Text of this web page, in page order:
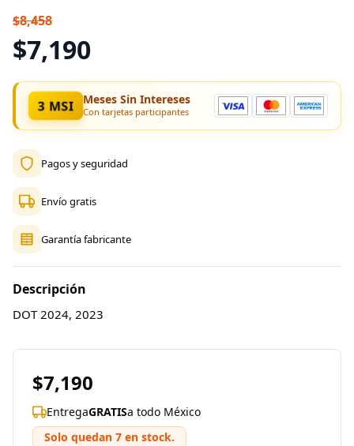
$8,458
$7,190
3 MSI Meses Sin Intereses
Con tarjetas participantes
Pagos y seguridad
Envío gratis
Garantía fabricante
Descripción
DOT 2024, 2023
$7,190
EntregaGRATISa todo México
Solo quedan 7 en stock.